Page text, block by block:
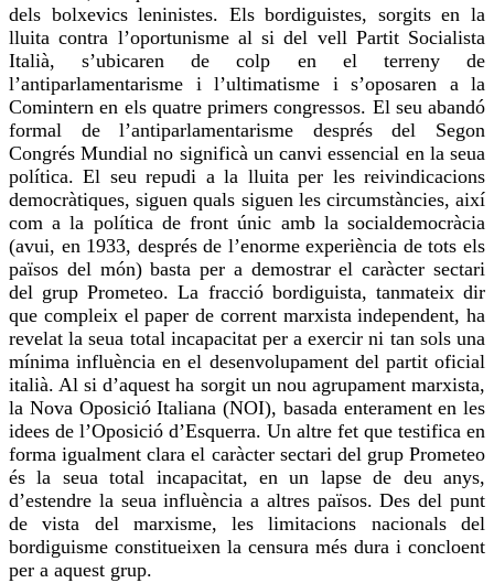
dels bolxevics leninistes. Elsbordiguistes, sorgits en la
lluita contra l’oportunisme al si del vell Partit Socialista
Italià, s’ubicaren de colp en el terreny de
l’antiparlamentarisme i l’ultimatisme i s’oposaren a la
Comintern en els quatre primers congressos. El seu abandó
formal de l’antiparlamentarisme després del Segon
Congrés Mundial no significà un canvi essencial en la seua
política. El seu repudi a la lluita per les reivindicacions
democràtiques, siguen quals siguenles circumstàncies, així
com a la política de front únic amb la socialdemocràcia
(avui, en 1933, després de l’enorme experiència de tots els
països del món) basta per a demostrar el caràcter sectari
del grup Prometeo. La fracció bordiguista, tanmateix dir
que compleix el paper de corrent marxista independent, ha
revelat la seua total incapacitat per a exercir ni tan sols una
mínima influència en el desenvolupament del partit oficial
italià. Al si d’aquest ha sorgit un nou agrupament marxista,
la Nova Oposició Italiana (NOI), basada enterament en les
idees de l’Oposició d’Esquerra. Un altre fet que testifica en
forma igualment clara el caràcter sectari del grup Prometeo
és la seua total incapacitat, en un lapse de deu anys,
d’estendre la seua influència a altres països. Des del punt
de vista del marxisme, les limitacions nacionals del
bordiguisme constitueixen la censura més dura i concloent
per a aquest grup.